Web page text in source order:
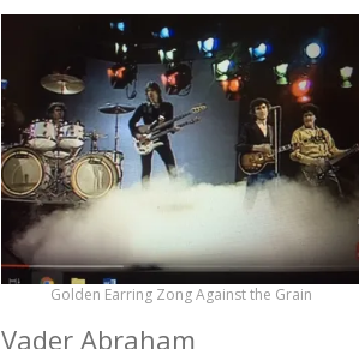
Golden Earring Zong Against the Grain
Vader Abraham